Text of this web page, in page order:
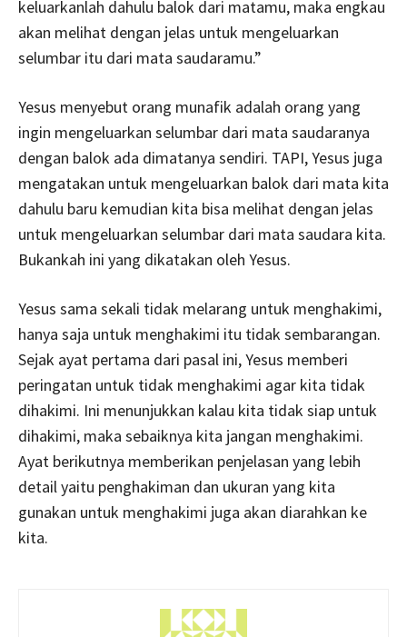
keluarkanlah dahulu balok dari matamu, maka engkau
akan melihat dengan jelas untuk mengeluarkan
selumbar itu dari mata saudaramu.”
Yesus menyebut orang munafik adalah orang yang
ingin mengeluarkan selumbar dari mata saudaranya
dengan balok ada dimatanya sendiri. TAPI, Yesus juga
mengatakan untuk mengeluarkan balok dari mata kita
dahulu baru kemudian kita bisa melihat dengan jelas
untuk mengeluarkan selumbar dari mata saudara kita.
Bukankah ini yang dikatakan oleh Yesus.
Yesus sama sekali tidak melarang untuk menghakimi,
hanya saja untuk menghakimi itu tidak sembarangan.
Sejak ayat pertama dari pasal ini, Yesus memberi
peringatan untuk tidak menghakimi agar kita tidak
dihakimi. Ini menunjukkan kalau kita tidak siap untuk
dihakimi, maka sebaiknya kita jangan menghakimi.
Ayat berikutnya memberikan penjelasan yang lebih
detail yaitu penghakiman dan ukuran yang kita
gunakan untuk menghakimi juga akan diarahkan ke
kita.